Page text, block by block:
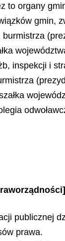
to organy
gmin,
burmistrza
inspekcji i
publicznej
prawa.